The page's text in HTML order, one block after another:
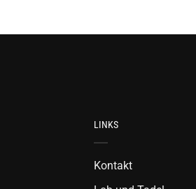
LINKS
Kontakt